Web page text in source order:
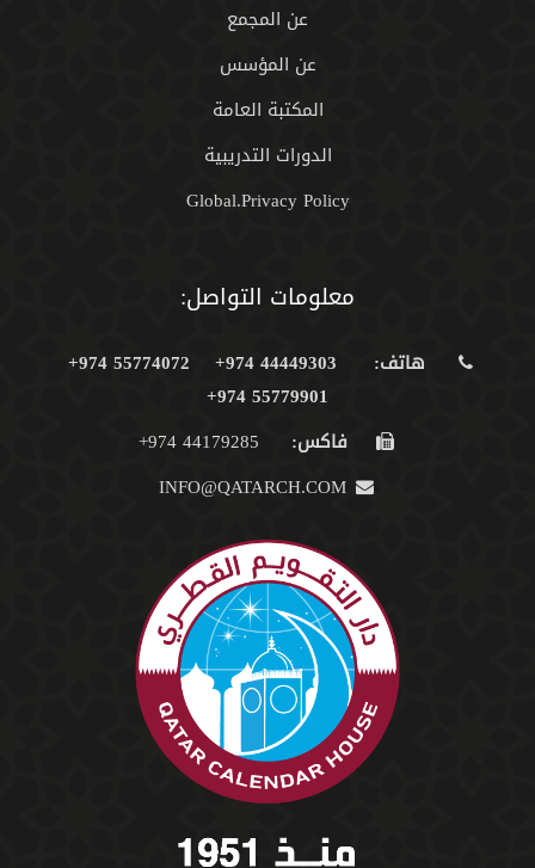
عن المجمع
عن المؤسس
المكتبة العامة
الدورات التدريبية
Global.Privacy Policy
معلومات التواصل:
هاتف: 44449303 974+
55774072 974+
55779901 974+
فاكس: